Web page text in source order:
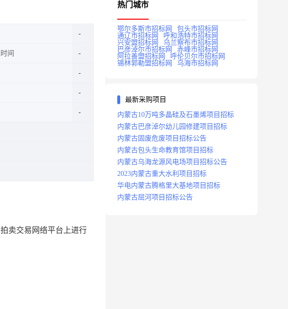
间
卖交易网络平台上进行
热门城市
鄂尔多斯市招标网
包头市招标网
通辽市招标网
呼和浩特市招标网
兴安盟招标网
乌兰察布市招标网
巴彦淖尔市招标网
赤峰市招标网
阿拉善盟招标网
呼伦贝尔市招标网
锡林郭勒盟招标网
乌海市招标网
最新采购项目
内蒙古10万吨多晶硅及石墨烯项目招标
内蒙古巴彦淖尔幼儿园修建项目招标
内蒙古固废危废项目招标公告
内蒙古包头生命教育馆项目招标
内蒙古乌海龙源风电场项目招标公告
2023内蒙古重大水利项目招标
华电内蒙古腾格里大基地项目招标
内蒙古屈河项目招标公告